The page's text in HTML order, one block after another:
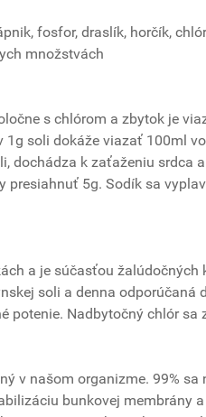
fosfor, draslík, horčík,
množstvách
s chlórom a zbytok je
1g soli dokáže viazať 100ml
dochádza k zaťaženiu srdca
presiahnuť 5g. Sodík sa
a je súčasťou
soli a denna odporúčaná
potenie. Nadbytočný chlór
v našom organizme. 99%
bunkovej membrány